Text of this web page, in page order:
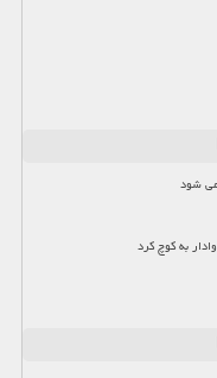
می شود
به کوچ کرد